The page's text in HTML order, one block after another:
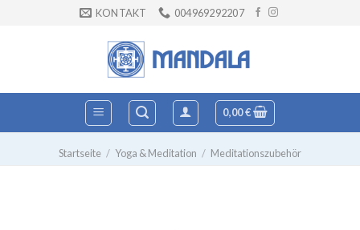
KONTAKT 004969292207
0,00€
Startseite / Yoga & Meditation / Meditationszubehör